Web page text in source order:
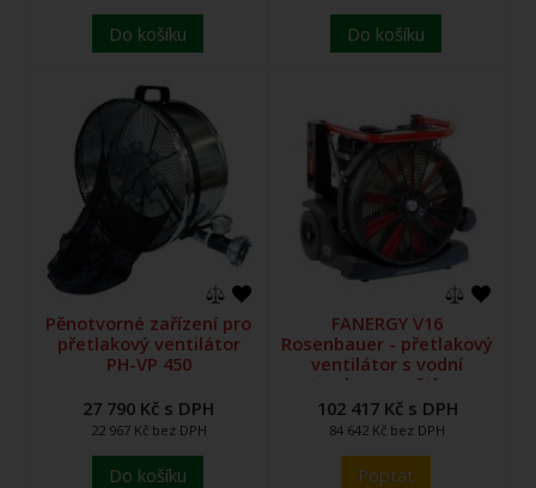
Do košíku Do košíku
Pěnotvorné zařízení pro
přetlakový ventilátor
PH-VP 450
27 790 Kč s DPH
22 967 Kč bez DPH
Do košíku
FANERGY V16
Rosenbauer - přetlakový
ventilátor s vodní
tryskou a světlem
102 417 Kč s DPH
84 642 Kč bez DPH
Poptat